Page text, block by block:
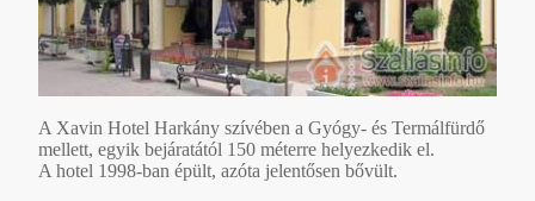
A Xavin Hotel Harkány szívében a Gyógy- és Termálfürdő
mellett, egyik bejáratától 150 méterre helyezkedik el.
A hotel 1998-ban épült, azóta jelentősen bővült.